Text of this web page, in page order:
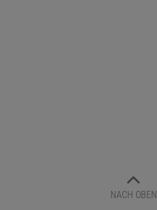
NACH OBEN